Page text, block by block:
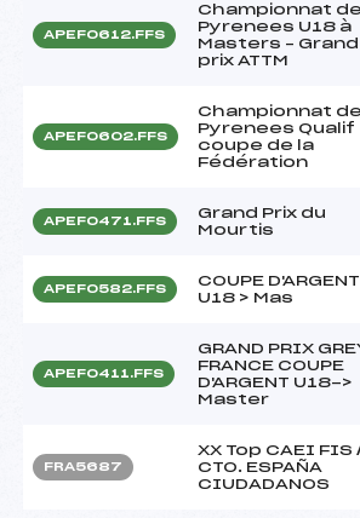
APEF0612.FFS
Championnat
Pyrenees U18 à
Masters – Grand
prix ATTM
APEF0602.FFS
Championnat
Pyrenees Qualif
coupe de la
Fédération
APEF0471.FFS
Grand Prix du
Mourtis
APEF0582.FFS
COUPE D'ARGENT
U18 > Mas
APEF0411.FFS
GRAND PRIX
FRANCE COUPE
D'ARGENT U18->
Master
FRA5687
XX Top CAEI FIS
CTO. ESPAÑA
CIUDADANOS